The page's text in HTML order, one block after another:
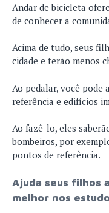
Andar de bicicleta
de conhecer a
Acima de tudo, seus
cidade e terão menos
Ao pedalar, você pode
referência e edifícios
Ao fazê-lo, eles
bombeiros, por
pontos de referência.
Ajuda seus filhos
melhor nos